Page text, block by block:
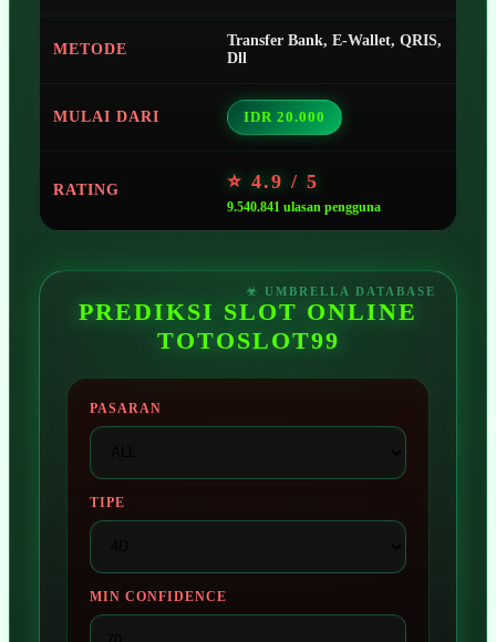
METODE
Transfer Bank, E-Wallet, QRIS,
Dll
MULAI DARI IDR 20.000
RATING ⭐ 4.9 / 5
9.540.841 ulasan pengguna
PREDIKSI SLOT ONLINE
TOTOSLOT99
PASARAN
TIPE
MIN CONFIDENCE